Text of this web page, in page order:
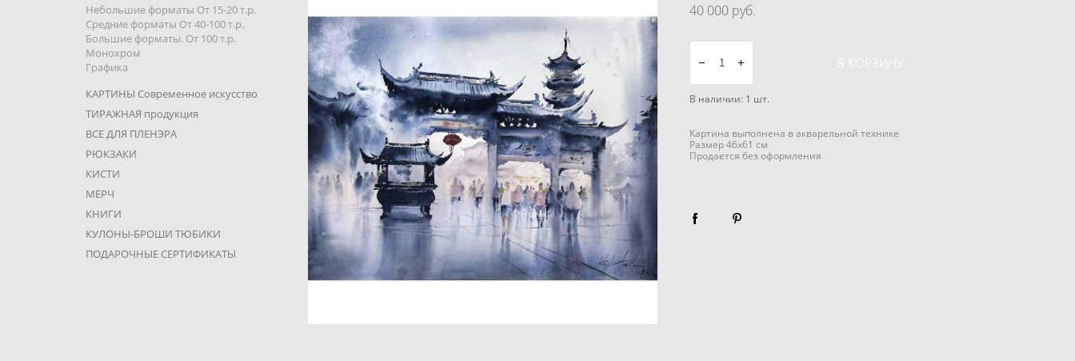
Небольшие форматы От 15-20 т.р.
Средние форматы От 40-100 т.р.
Большие форматы. От 100 т.р.
Монохром
Графика
КАРТИНЫ Современное искусство
ТИРАЖНАЯ продукция
ВСЕ ДЛЯ ПЛЕНЭРА
РЮКЗАКИ
КИСТИ
МЕРЧ
КНИГИ
КУЛОНЫ-БРОШИ ТЮБИКИ
ПОДАРОЧНЫЕ СЕРТИФИКАТЫ
40 000 pуб.
В наличии: 1 шт.
В КОРЗИНУ
Картина выполнена в акварельной технике
Размер 46x61 см
Продается без оформления